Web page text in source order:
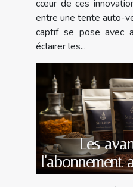
cœur de ces
entre une tente auto-
captif se pose avec
éclairer les...
Les
l'abonnement
amateurs